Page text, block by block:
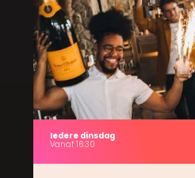
Iedere dinsdag
Vanaf 16:30